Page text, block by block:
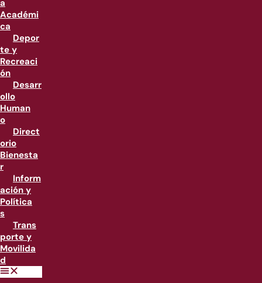
a
Académi
ca
Depor
te y
Recreaci
ón
Desarr
ollo
Human
o
Direct
orio
Bienesta
r
Inform
ación y
Política
s
Trans
porte y
Movilida
d